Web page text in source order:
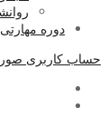
دوره مهارتی
حساب کاربری